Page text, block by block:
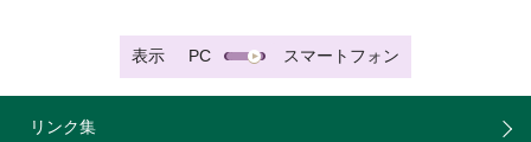
表示 PC スマートフォン
リンク集